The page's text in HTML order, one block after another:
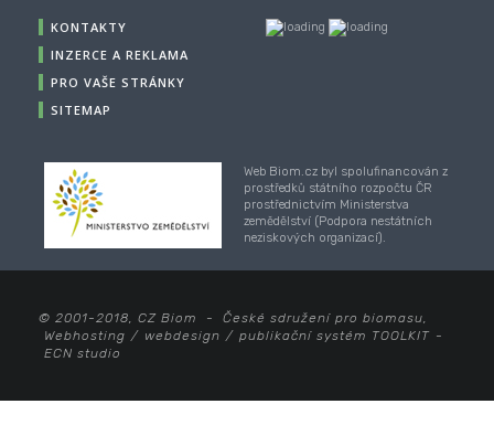
KONTAKTY
INZERCE A REKLAMA
PRO VAŠE STRÁNKY
SITEMAP
Web Biom.cz byl spolufinancován z
prostředků státního rozpočtu ČR
prostřednictvím Ministerstva
zemědělství (Podpora nestátních
neziskových organizací).
© 2001-2018, CZ Biom - České sdružení pro biomasu,
Webhosting / webdesign / publikační systém TOOLKIT -
ECN studio